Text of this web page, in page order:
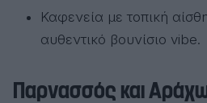
Καφενεία με τοπική
αυθεντικό βουνίσιο vibe.
Παρνασσός και